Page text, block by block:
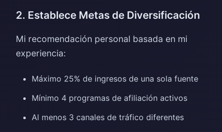
2. Establece Metas de Diversificación
Mi recomendación personal basada en mi
experiencia:
Máximo 25% de ingresos de una sola fuente
Mínimo 4 programas de afiliación activos
Al menos 3 canales de tráfico diferentes